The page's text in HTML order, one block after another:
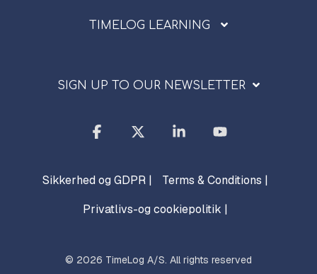
TIMELOG LEARNING
SIGN UP TO OUR NEWSLETTER
Sikkerhed og GDPR |
Terms & Conditions |
Privatlivs-og cookiepolitik |
© 2026 TimeLog A/S. All rights reserved
Facebook Linkedin